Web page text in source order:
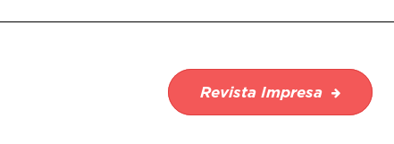
Revista Impresa